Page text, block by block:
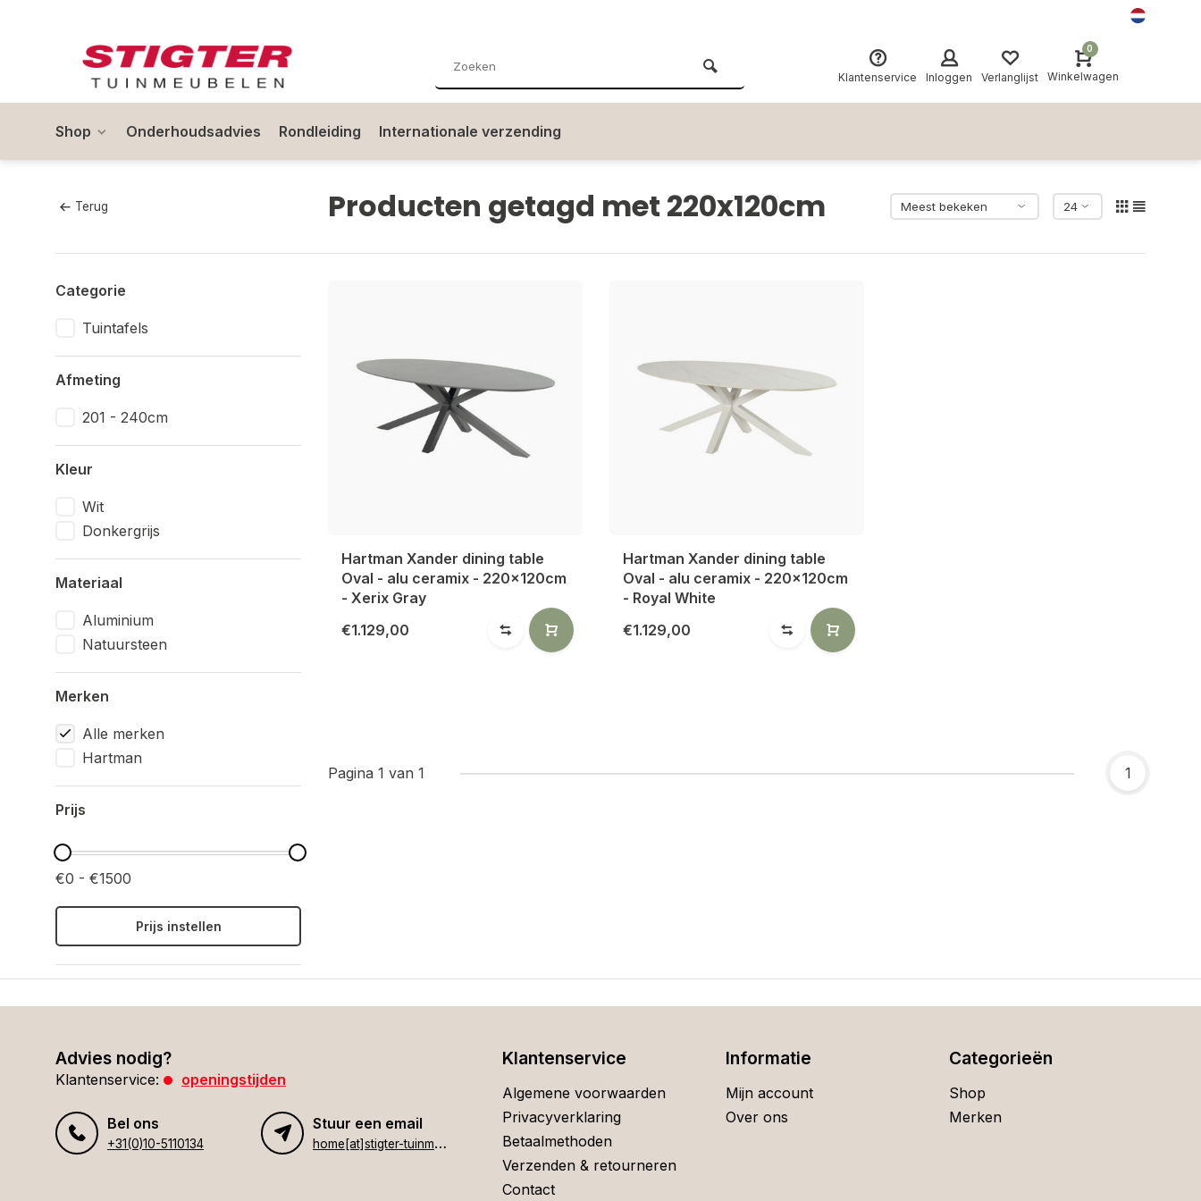
Klantenservice Inloggen Verlanglijst
0
Winkelwagen
Shop Onderhoudsadvies Rondleiding Internationale verzending
Terug Producten getagd met 220x120cm
Categorie
Tuintafels
Afmeting
201 - 240cm
Kleur
Wit
Donkergrijs
Materiaal
Aluminium
Natuursteen
Merken
Alle merken
Hartman
Prijs
€0 - €1500
Prijs instellen
Hartman Xander dining table
Oval - alu ceramix - 220x120cm
- Xerix Gray
€1.129,00
Hartman Xander dining table
Oval - alu ceramix - 220x120cm
- Royal White
€1.129,00
Pagina 1 van 1 1
Advies nodig?
Klantenservice: openingstijden
Bel ons
+31(0)10-5110134
Stuur een email
h
ome[at]stigter-tuinmeubelen.nl
Klantenservice
Algemene voorwaarden
Privacyverklaring
Betaalmethoden
Verzenden & retourneren
Contact
Informatie
Mijn account
Over ons
Categorieën
Shop
Merken